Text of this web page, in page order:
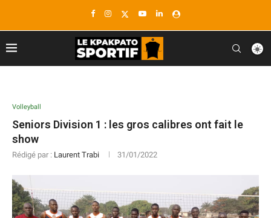
Volleyball
Seniors Division 1 : les gros calibres ont fait le
show
Rédigé par : Laurent Trabi 31/01/2022